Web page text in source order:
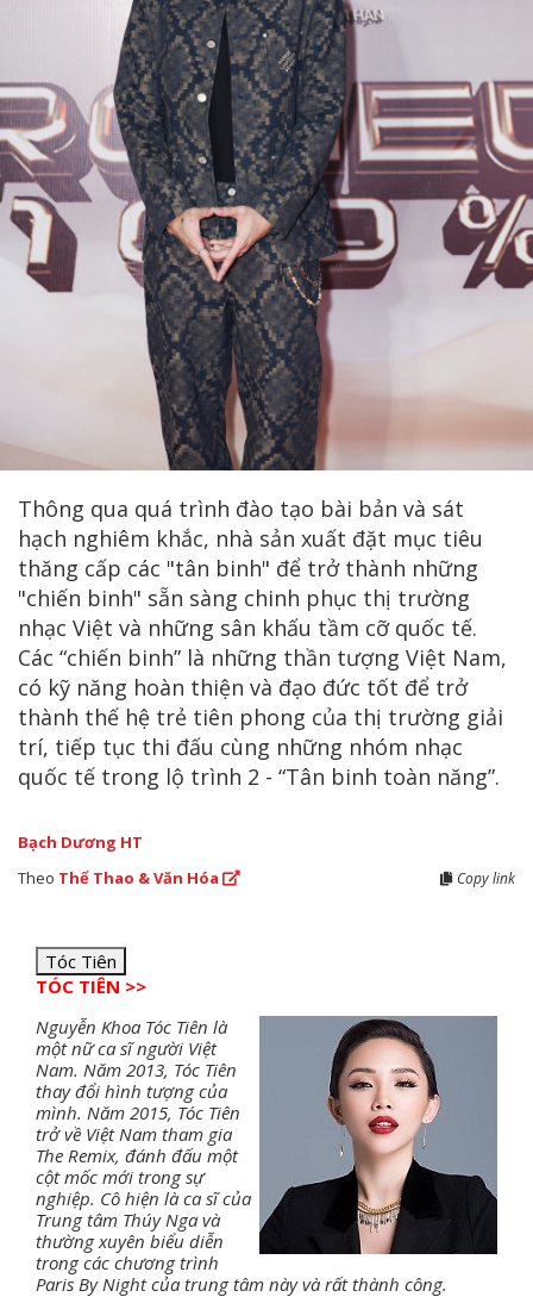
Thông qua quá trình đào tạo bài bản và sát
hạch nghiêm khắc, nhà sản xuất đặt mục tiêu
thăng cấp các "tân binh" để trở thành những
"chiến binh" sẵn sàng chinh phục thị trường
nhạc Việt và những sân khấu tầm cỡ quốc tế.
Các “chiến binh” là những thần tượng Việt Nam,
có kỹ năng hoàn thiện và đạo đức tốt để trở
thành thế hệ trẻ tiên phong của thị trường giải
trí, tiếp tục thi đấu cùng những nhóm nhạc
quốc tế trong lộ trình 2 - “Tân binh toàn năng”.
Bạch Dương HT
Theo Thể Thao & Văn Hóa Copy link
Tóc Tiên
TÓC TIÊN >>
Nguyễn Khoa Tóc Tiên là
một nữ ca sĩ người Việt
Nam. Năm 2013, Tóc Tiên
thay đổi hình tượng của
mình. Năm 2015, Tóc Tiên
trở về Việt Nam tham gia
The Remix, đánh đấu một
cột mốc mới trong sự
nghiệp. Cô hiện là ca sĩ của
Trung tâm Thúy Nga và
thường xuyên biểu diễn
trong các chương trình
Paris By Night của trung tâm này và rất thành công.